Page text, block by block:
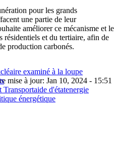
pour les grands
une partie de leur
améliorer ce mécanisme et le
résidentiels et du tertiaire, afin de
production carbonés.
examiné à la loupe
mise à jour: Jan 10, 2024 - 15:51
Transportaide d'étatenergie
énergétique